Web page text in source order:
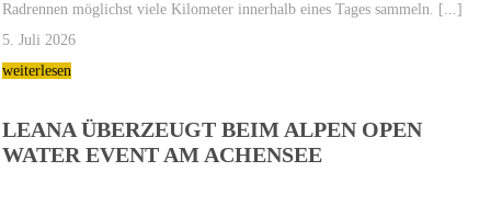
Radrennen möglichst viele Kilometer innerhalb eines Tages sammeln. [...]
5. Juli 2026
weiterlesen
LEANA ÜBERZEUGT BEIM ALPEN OPEN
WATER EVENT AM ACHENSEE